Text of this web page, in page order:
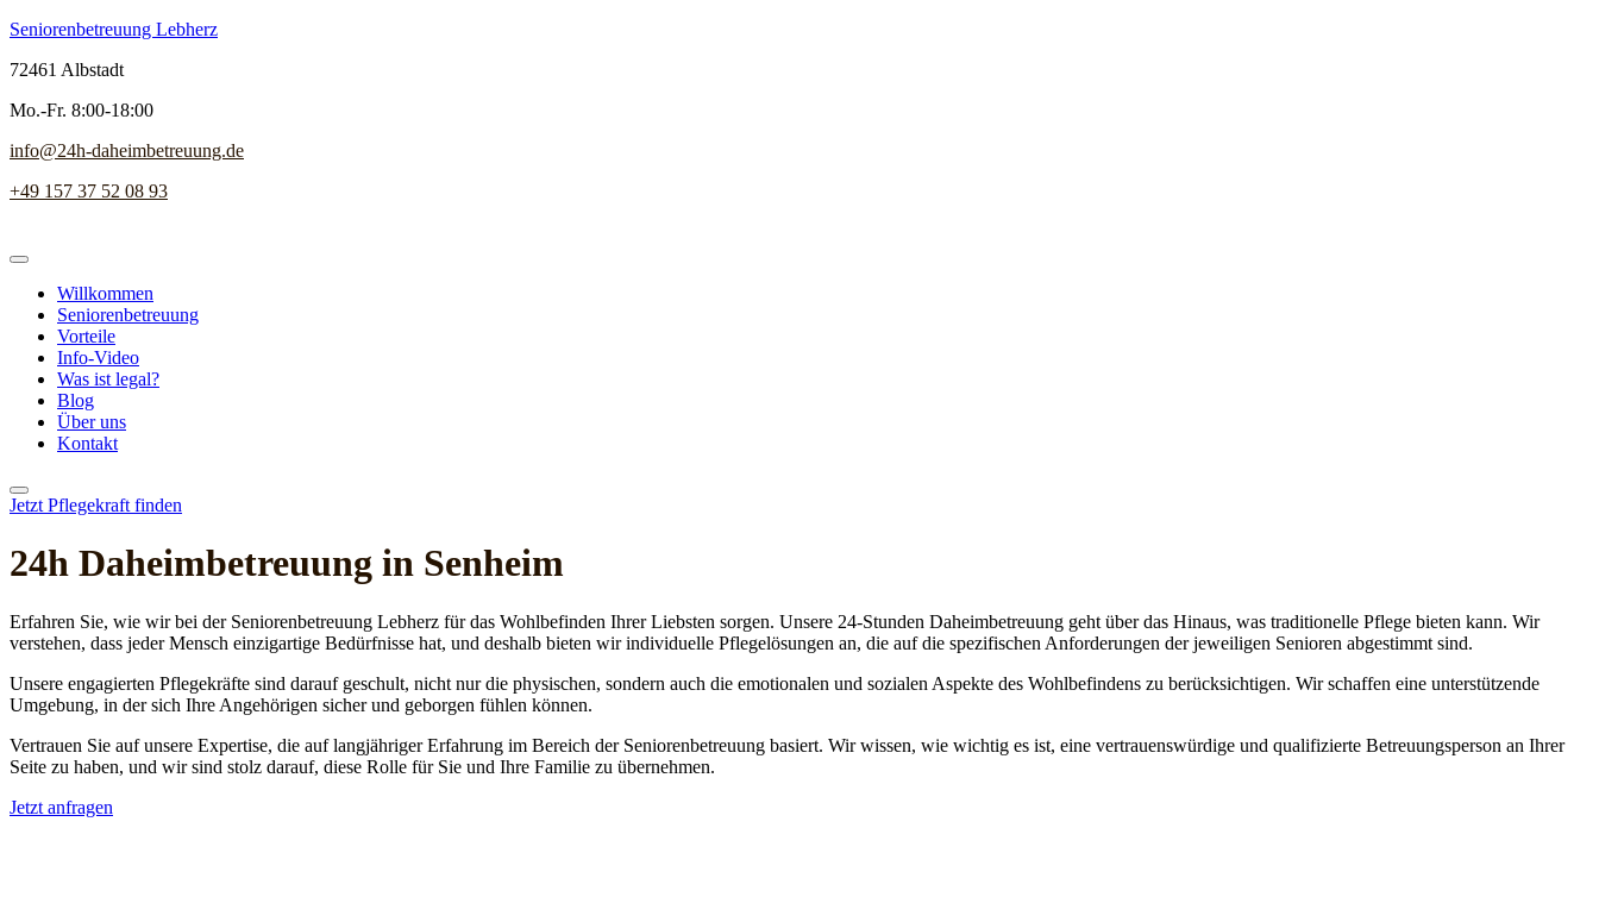
Seniorenbetreuung Lebherz
72461 Albstadt
Mo.-Fr. 8:00-18:00
info@24h-daheimbetreuung.de
+49 157 37 52 08 93
Willkommen
Seniorenbetreuung
Vorteile
Info-Video
Was ist legal?
Blog
Über uns
Kontakt
Jetzt Pflegekraft finden
24h Daheim­betreuung in Senheim
Erfahren Sie, wie wir bei der Seniorenbetreuung Lebherz für das Wohlbefinden Ihrer Liebsten sorgen. Unsere 24-Stunden Daheimbetreuung geht über das Hinaus, was traditionelle Pflege bieten kann. Wir
verstehen, dass jeder Mensch einzigartige Bedürfnisse hat, und deshalb bieten wir individuelle Pflegelösungen an, die auf die spezifischen Anforderungen der jeweiligen Senioren abgestimmt sind.
Unsere engagierten Pflegekräfte sind darauf geschult, nicht nur die physischen, sondern auch die emotionalen und sozialen Aspekte des Wohlbefindens zu berücksichtigen. Wir schaffen eine unterstützende
Umgebung, in der sich Ihre Angehörigen sicher und geborgen fühlen können.
Vertrauen Sie auf unsere Expertise, die auf langjähriger Erfahrung im Bereich der Seniorenbetreuung basiert. Wir wissen, wie wichtig es ist, eine vertrauenswürdige und qualifizierte Betreuungsperson an Ihrer
Seite zu haben, und wir sind stolz darauf, diese Rolle für Sie und Ihre Familie zu übernehmen.
Jetzt anfragen